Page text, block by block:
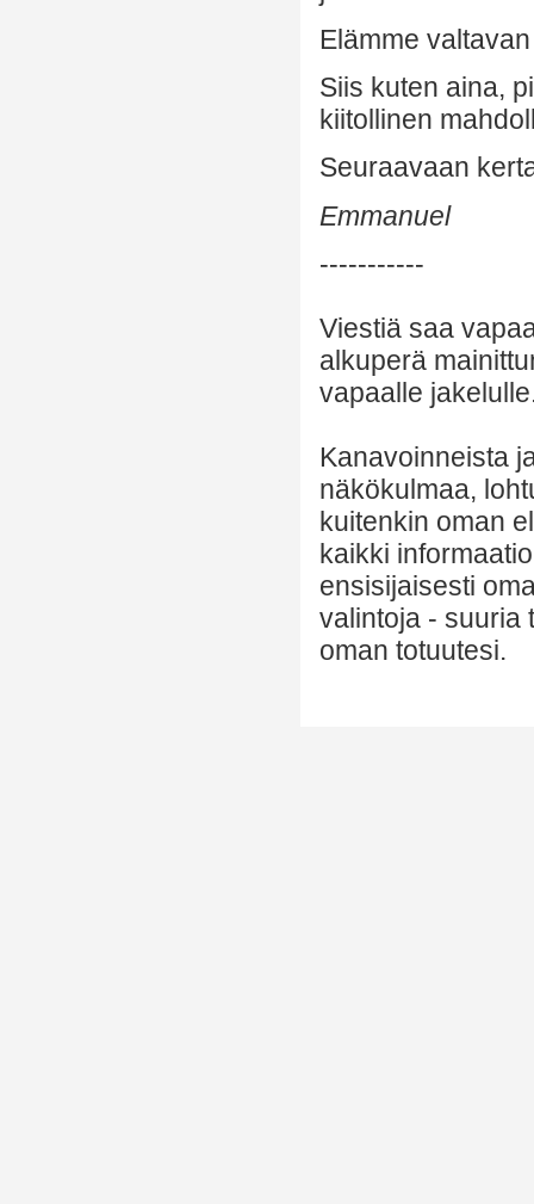
Elämme
Siis kuten aina,
kiitollinen
Seuraavaan
Emmanuel
-----------
Viestiä saa
alkuperä
vapaalle
Kanavoinneista
näkökulmaa,
kuitenkin oman
kaikki
ensisijaisesti
valintoja - suuria
oman totuutesi.